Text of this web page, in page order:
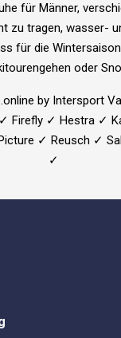
für Männer,
zu tragen, wasser-
für die
oder
by Intersport
Firefly ✓ Hestra ✓
✓ Reusch ✓
✓